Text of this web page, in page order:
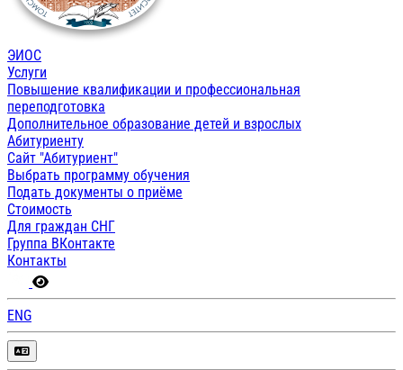
ЭИОС
Услуги
Повышение квалификации и профессиональная
переподготовка
Дополнительное образование детей и взрослых
Абитуриенту
Сайт "Абитуриент"
Выбрать программу обучения
Подать документы о приёме
Стоимость
Для граждан СНГ
Группа ВКонтакте
Контакты
ENG